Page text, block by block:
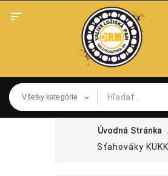

Úvodná Stránka
Sťahováky